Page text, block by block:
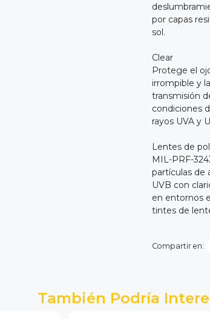
por capas
sol.
Clear
Protege el
irrompible y
transmisión
condiciones
rayos UVA y
Lentes de
MIL-PRF-
partículas de
UVB con
en entornos
tintes de
Compartir en:
También Podría